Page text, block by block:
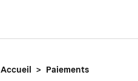
Accueil > Paiements